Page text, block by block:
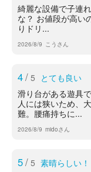
綺麗な設備で子連
な？ お値段が高い
りドリ...
2026/8/9 こうさん
4/ 5 とても良い
滑り台がある遊具
人には狭いため、
難。腰痛持ちに...
2026/8/9 midoさん
5/ 5 素晴らしい！